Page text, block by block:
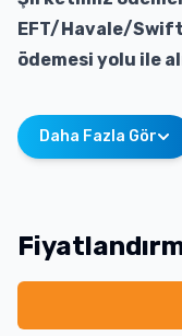
EFT/Havale/
ödemesi yolu ile
Daha Fazla Gör